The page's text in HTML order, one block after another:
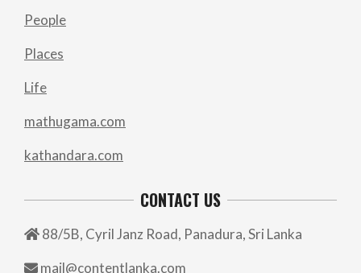
People
Places
Life
mathugama.com
kathandara.com
CONTACT US
88/5B, Cyril Janz Road, Panadura, Sri Lanka
mail@contentlanka.com